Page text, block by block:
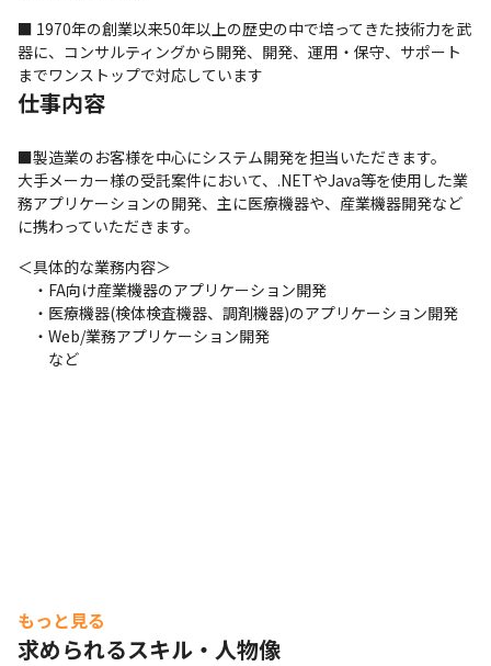
■ 1970年の創業以来50年以上の歴史の中で培ってきた技術力を武
器に、コンサルティングから開発、開発、運用・保守、サポート
までワンストップで対応しています
仕事内容
■製造業のお客様を中心にシステム開発を担当いただきます。
大手メーカー様の受託案件において、.NETやJava等を使用した業
務アプリケーションの開発、主に医療機器や、産業機器開発など
に携わっていただきます。
＜具体的な業務内容＞
・FA向け産業機器のアプリケーション開発
・医療機器(検体検査機器、調剤機器)のアプリケーション開発
・Web/業務アプリケーション開発
など
もっと見る
求められるスキル・人物像